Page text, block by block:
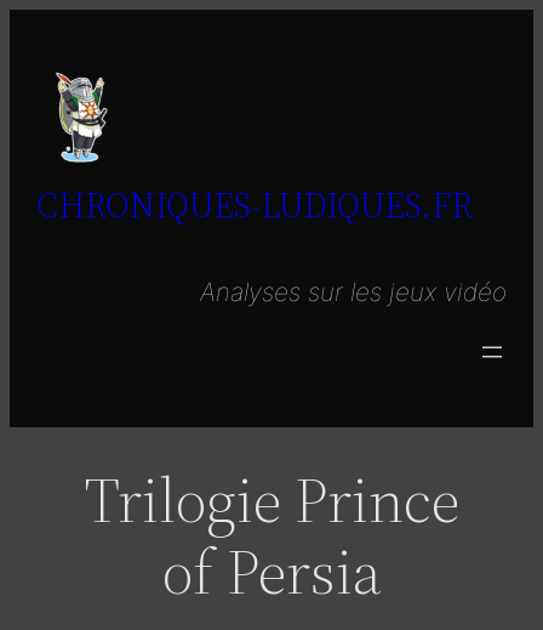
contenu
CHRONIQUES-LUDIQUES.FR
Analyses sur les jeux vidéo
Trilogie Prince
of Persia